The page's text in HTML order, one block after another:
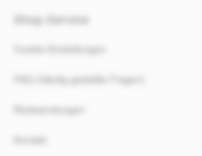
Shop-Service
Cookie-Einstellungen
FAQ (Häufig gestellte Fragen)
Rücksendungen
Kontakt